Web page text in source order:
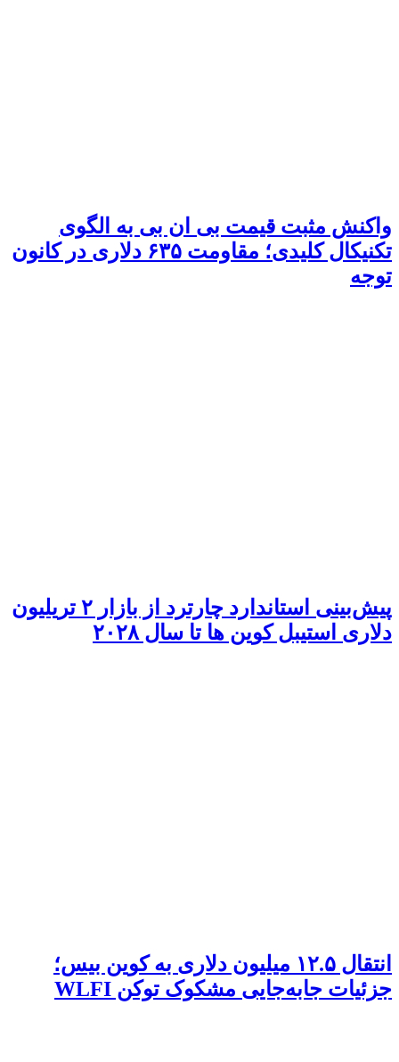
واکنش مثبت قیمت بی ان بی به الگوی
تکنیکال کلیدی؛ مقاومت ۶۳۵ دلاری در کانون
توجه
پیش‌بینی استاندارد چارترد از بازار ۲ تریلیون
دلاری استیبل کوین‌ ها تا سال ۲۰۲۸
انتقال ۱۲.۵ میلیون دلاری به کوین بیس؛
جزئیات جابه‌جایی مشکوک توکن WLFI